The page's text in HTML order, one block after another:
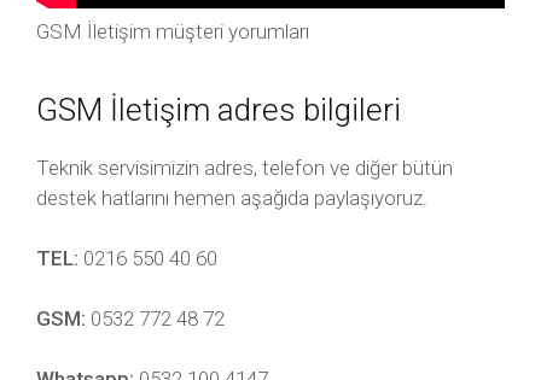
GSM İletişim müşteri yorumları
GSM İletişim adres bilgileri
Teknik servisimizin adres, telefon ve diğer bütün
destek hatlarını hemen aşağıda paylaşıyoruz.
TEL: 0216 550 40 60
GSM: 0532 772 48 72